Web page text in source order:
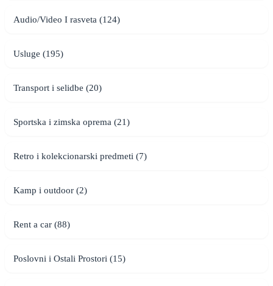
Audio/Video I rasveta (124)
Usluge (195)
Transport i selidbe (20)
Sportska i zimska oprema (21)
Retro i kolekcionarski predmeti (7)
Kamp i outdoor (2)
Rent a car (88)
Poslovni i Ostali Prostori (15)